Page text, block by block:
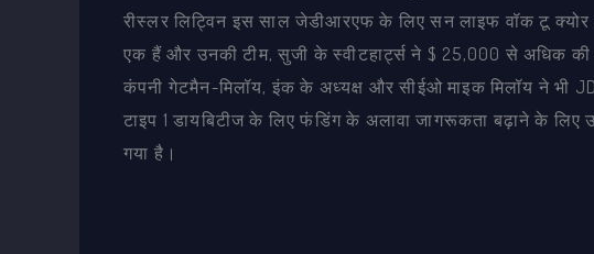
रीस्लर लिट्विन इस साल जेडीआरएफ के लिए सन लाइफ वॉक टू क्योर
एक हैं और उनकी टीम, सुजी के स्वीटहार्ट्स ने $ 25,000 से अधिक
कंपनी गेटमैन-मिलॉय, इंक के अध्यक्ष और सीईओ माइक मिलॉय ने भी
टाइप 1 डायबिटीज के लिए फंडिंग के अलावा जागरूकता बढ़ाने के
गया है।